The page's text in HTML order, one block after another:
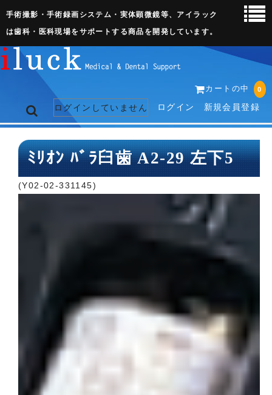
手術撮影・手術録画システム・実体顕微鏡等、アイラック
は歯科・医科現場をサポートする商品を開発しています。
カートの中 0
ログインしていません ログイン 新規会員登録
トップページ
お問い合わせ
ﾐﾘｵﾝ ﾊﾞﾗ臼歯 A2-29 左下5
(Y02-02-331145)